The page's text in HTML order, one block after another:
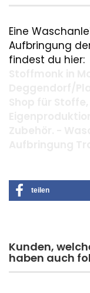
Eine
Aufbringung
findest du hier:
teilen
Kunden,
haben auch